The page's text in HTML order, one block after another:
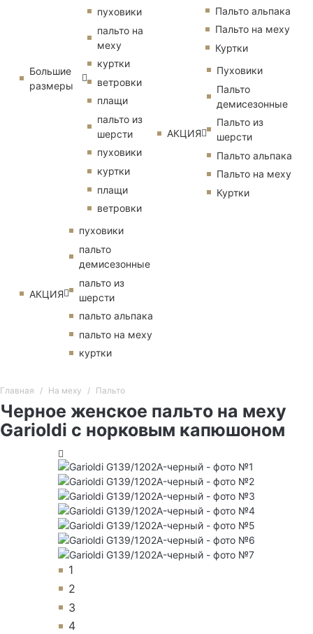
Большие
размеры
пуховики
пальто на
меху
куртки
ветровки
плащи
пальто из
шерсти
пуховики
куртки
плащи
ветровки
АКЦИЯ
пуховики
пальто
демисезонные
пальто из
шерсти
пальто альпака
пальто на меху
куртки
Пальто альпака
Пальто на меху
Куртки
АКЦИЯ
Пуховики
Пальто
демисезонные
Пальто из
шерсти
Пальто альпака
Пальто на меху
Куртки
Главная На меху Пальто
Черное женское пальто на меху
Garioldi с норковым капюшоном
1
2
3
4